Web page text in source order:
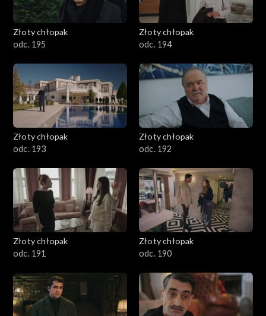
Złoty chłopak
odc. 195
Złoty chłopak
odc. 194
Złoty chłopak
odc. 193
Złoty chłopak
odc. 192
Złoty chłopak
odc. 191
Złoty chłopak
odc. 190